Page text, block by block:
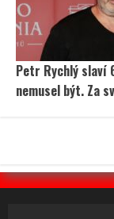
Petr Rychlý slaví
nemusel být. Za